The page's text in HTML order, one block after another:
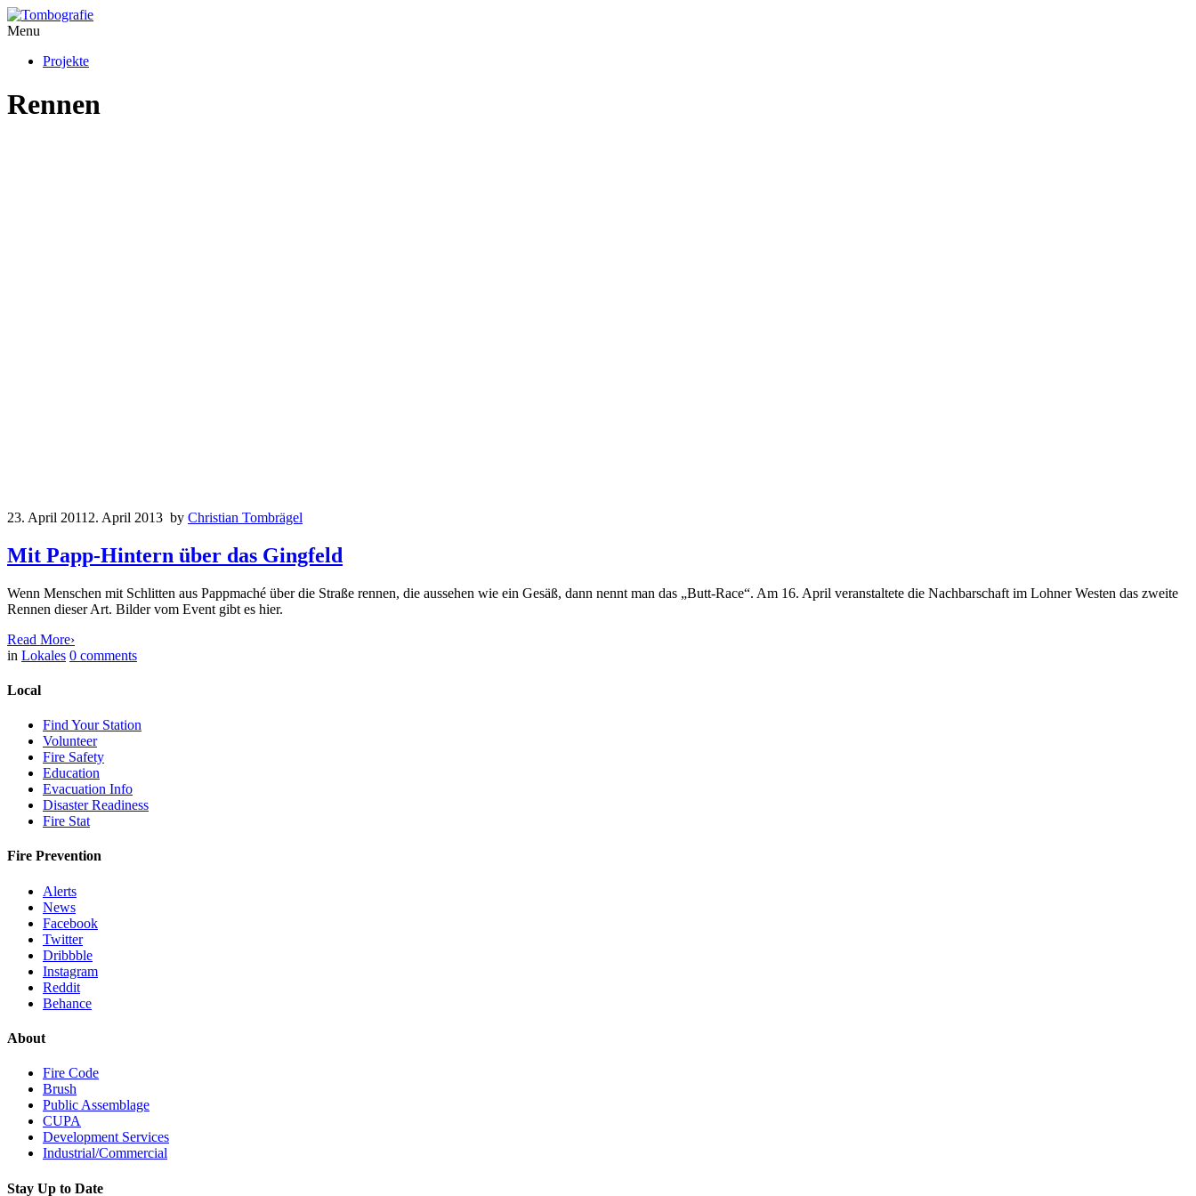
Menu
Projekte
Rennen
23. April 2011 2. April 2013 by Christian Tombrägel
Mit Papp-Hintern über das Gingfeld
Wenn Menschen mit Schlitten aus Pappmaché über die Straße rennen, die aussehen wie ein Gesäß, dann nennt man das „Butt-Race“. Am 16. April veranstaltete die Nachbarschaft im Lohner Westen das zweite
Rennen dieser Art. Bilder vom Event gibt es hier.
Read More›
in Lokales 0 comments
Local
Find Your Station
Volunteer
Fire Safety
Education
Evacuation Info
Disaster Readiness
Fire Stat
Fire Prevention
Alerts
News
Facebook
Twitter
Dribbble
Instagram
Reddit
Behance
About
Fire Code
Brush
Public Assemblage
CUPA
Development Services
Industrial/Commercial
Stay Up to Date